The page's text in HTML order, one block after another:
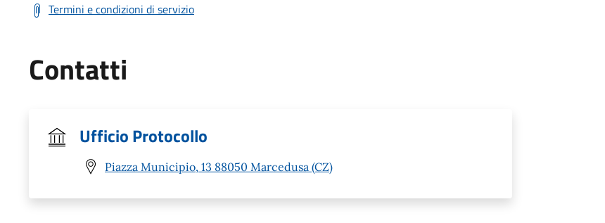
Termini e condizioni di servizio
Contatti
Ufficio Protocollo
Piazza Municipio, 13 88050 Marcedusa (CZ)